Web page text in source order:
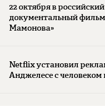
22 октября в
документальный
Мамонова»
Netflix установил
Анджелесе с